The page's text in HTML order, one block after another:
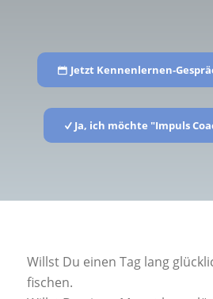
Jetzt Kennenlernen-
Ja, ich möchte "Impuls
Willst Du einen Tag lang
fischen.